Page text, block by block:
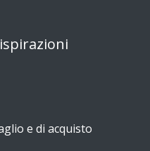
e di acquisto